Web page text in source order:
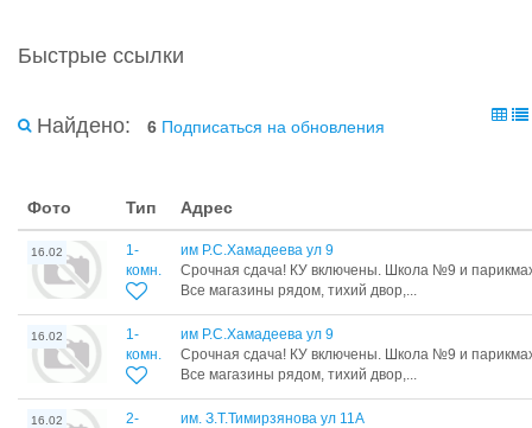
Быстрые ссылки
Найдено: 6 Подписаться на обновления
Фото Тип Адрес
16.02
1-
комн.
им Р.С.Хамадеева ул 9
Срочная сдача! КУ включены. Школа №9 и
Все магазины рядом, тихий двор,...
16.02
1-
комн.
им Р.С.Хамадеева ул 9
Срочная сдача! КУ включены. Школа №9 и
Все магазины рядом, тихий двор,...
16.02
2-
им. З.Т.Тимирзянова ул 11А